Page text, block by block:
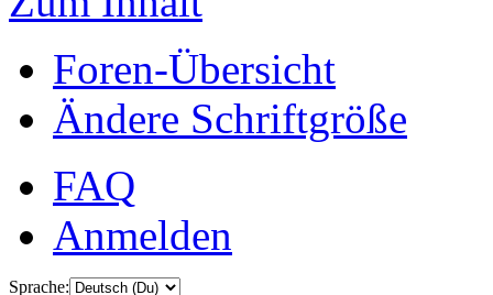
Foren-Übersicht
Ändere Schriftgröße
FAQ
Anmelden
Sprache: